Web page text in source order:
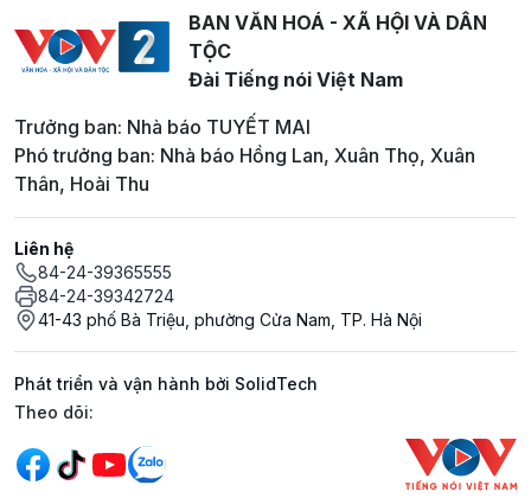
BAN VĂN HOÁ - XÃ HỘI VÀ DÂN
TỘC
Đài Tiếng nói Việt Nam
Trưởng ban: Nhà báo TUYẾT MAI
Phó trưởng ban: Nhà báo Hồng Lan, Xuân Thọ, Xuân
Thân, Hoài Thu
Liên hệ
84-24-39365555
84-24-39342724
41-43 phố Bà Triệu, phường Cửa Nam, TP. Hà Nội
Phát triển và vận hành bởi SolidTech
Mạng xã hội
Theo dõi: